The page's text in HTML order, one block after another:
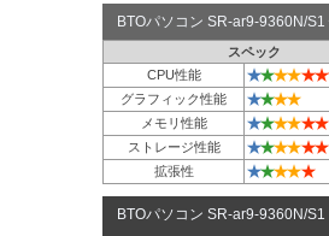
BTOパソコン SR-ar9-9360N/
スペック
CPU性能
★★★★★★
グラフィック性能 ★★★★
メモリ性能 ★★★★★★
ストレージ性能 ★★★★★★
拡張性 ★★★★★
BTOパソコン SR-ar9-9360N/S1